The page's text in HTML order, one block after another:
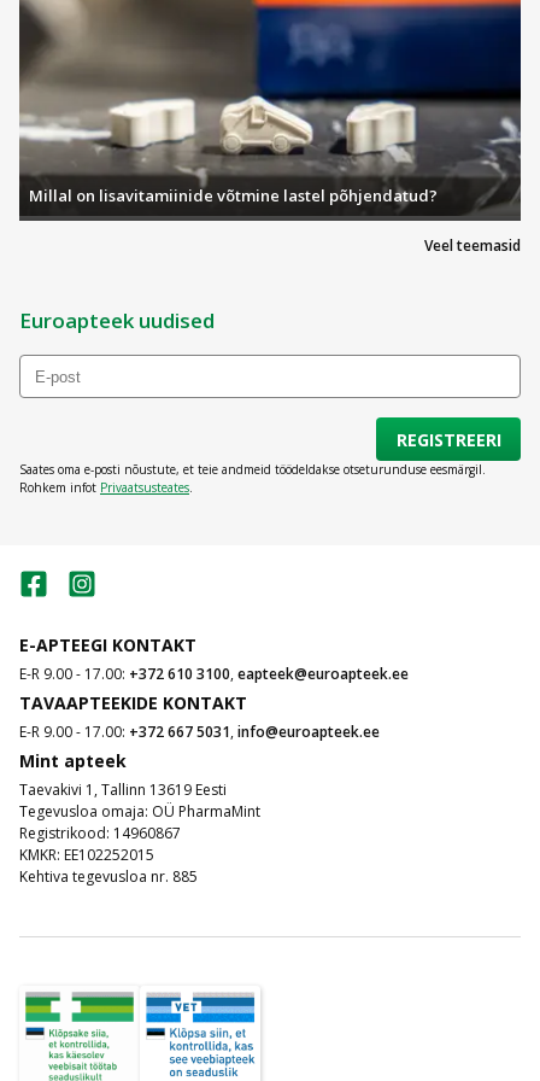
Veel teemasid
Millal on lisavitamiinide võtmine lastel põhjendatud?
Euroapteek uudised
REGISTREERI
Saates oma e-posti nõustute, et teie andmeid töödeldakse otseturunduse eesmärgil.
Rohkem infot Privaatsusteates.
E-APTEEGI KONTAKT
E-R 9.00 - 17.00: +372 610 3100,eapteek@euroapteek.ee
TAVAAPTEEKIDE KONTAKT
E-R 9.00 - 17.00: +372 667 5031,info@euroapteek.ee
Mint apteek
Taevakivi 1, Tallinn 13619 Eesti
Tegevusloa omaja: OÜ PharmaMint
Registrikood: 14960867
KMKR: EE102252015
Kehtiva tegevusloa nr. 885